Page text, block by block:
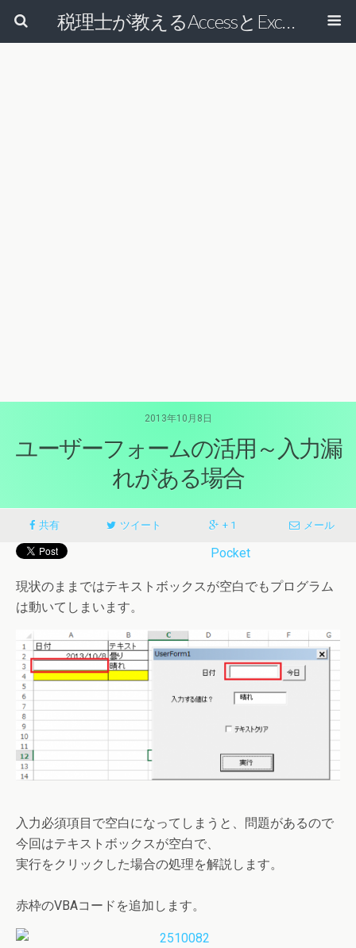
税理士が教えるAccessとExcelで経理の仕事を効率的にする方法
2013年10月8日
ユーザーフォームの活用～入力漏
れがある場合
共有 ツイート + 1 メール
Pocket
現状のままではテキストボックスが空白でもプログラム
は動いてしまいます。
入力必須項目で空白になってしまうと、問題があるので
今回はテキストボックスが空白で、
実行をクリックした場合の処理を解説します。
赤枠のVBAコードを追加します。